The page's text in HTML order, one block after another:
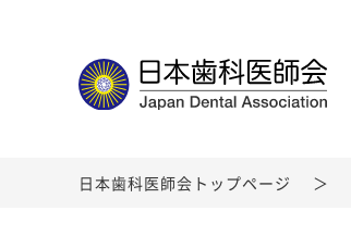
日本歯科医師会トップページ